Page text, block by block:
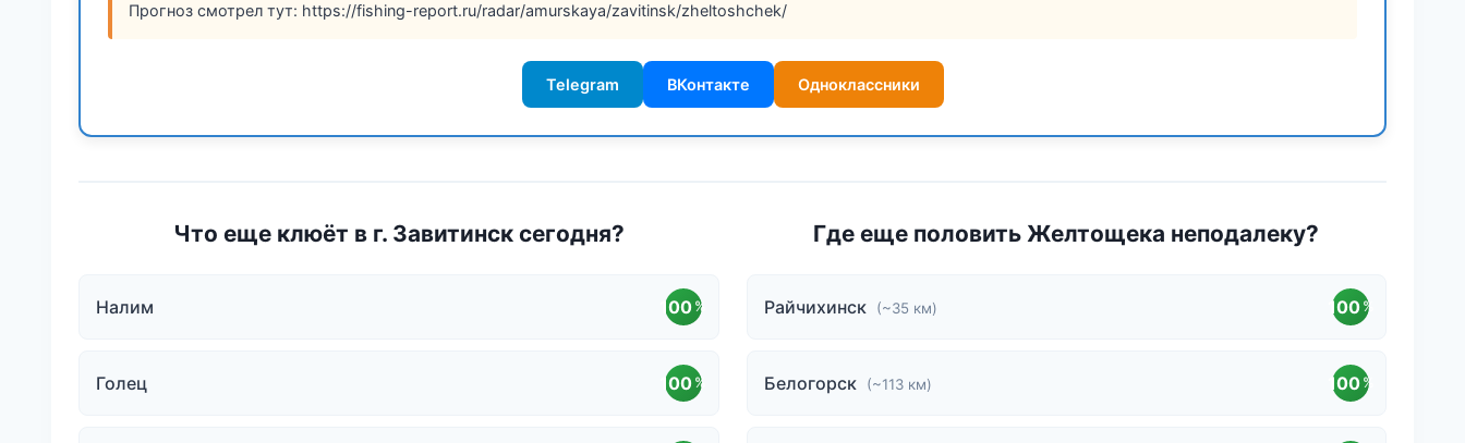
Прогноз смотрел тут: https://fishing-report.ru/radar/amurskaya/zavitinsk/zheltoshchek/
Telegram ВКонтакте Одноклассники
Что еще клюёт в г. Завитинск сегодня?
Налим 100 %
Голец 100 %
Где еще половить Желтощека неподалеку?
Райчихинск (~35 км) 100 %
Белогорск (~113 км) 100 %